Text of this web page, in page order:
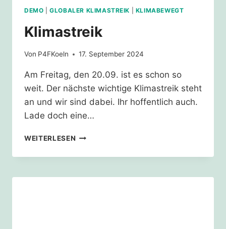
DEMO |GLOBALER KLIMASTREIK KLIMABEWEGT
Klimastreik
Von P4FKoeln 17. September 2024
Am Freitag, den 20.09. ist es schon so
weit. Der nächste wichtige Klimastreik steht
an und wir sind dabei. Ihr hoffentlich auch.
Lade doch eine…
WEITERLESEN KLIMASTREIK